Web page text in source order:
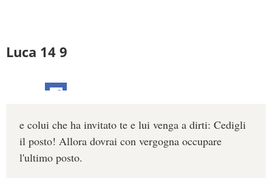
Luca 14 9
e colui che ha invitato te e lui venga a dirti: Cedigli
il posto! Allora dovrai con vergogna occupare
l'ultimo posto.